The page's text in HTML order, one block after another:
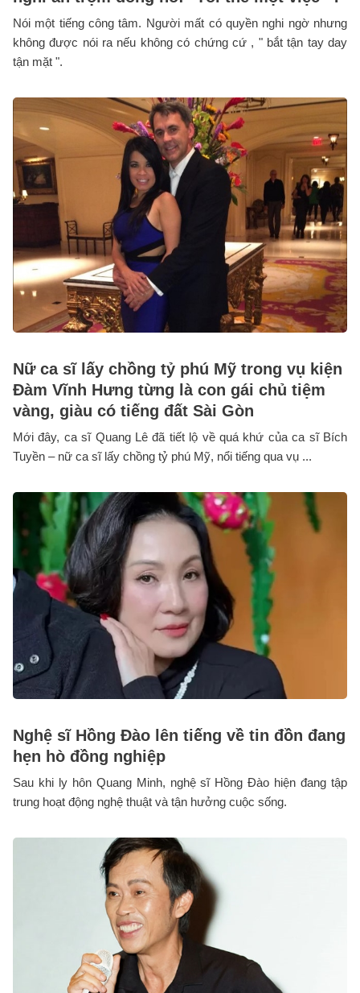
Nói một tiếng công tâm. Người mất có quyền nghi ngờ nhưng
không được nói ra nếu không có chứng cứ , " bắt tận tay day
tận mặt ".
Nữ ca sĩ lấy chồng tỷ phú Mỹ trong vụ kiện
Đàm Vĩnh Hưng từng là con gái chủ tiệm
vàng, giàu có tiếng đất Sài Gòn
Mới đây, ca sĩ Quang Lê đã tiết lộ về quá khứ của ca sĩ Bích
Tuyền – nữ ca sĩ lấy chồng tỷ phú Mỹ, nổi tiếng qua vụ ...
Nghệ sĩ Hồng Đào lên tiếng về tin đồn đang
hẹn hò đồng nghiệp
Sau khi ly hôn Quang Minh, nghệ sĩ Hồng Đào hiện đang tập
trung hoạt động nghệ thuật và tận hưởng cuộc sống.